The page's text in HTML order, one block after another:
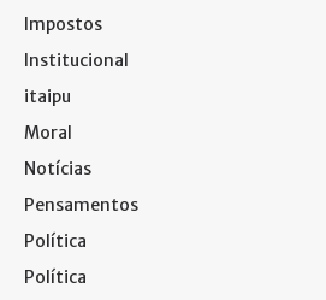
Impostos
Institucional
itaipu
Moral
Notícias
Pensamentos
Política
Política